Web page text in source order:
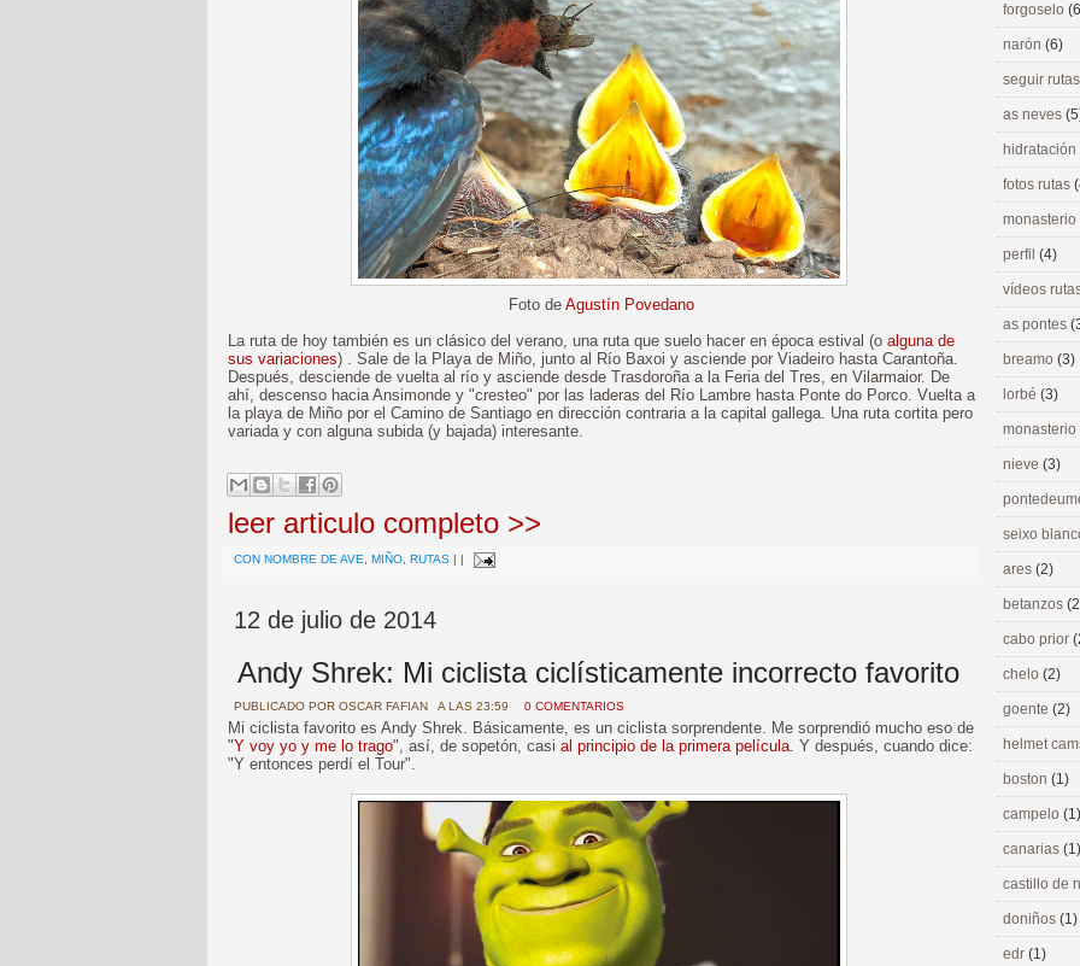
Foto de Agustín Povedano
La ruta de hoy también es un clásico del verano, una ruta que suelo hacer en época estival (o alguna de
sus variaciones) . Sale de la Playa de Miño, junto al Río Baxoi y asciende por Viadeiro hasta Carantoña.
Después, desciende de vuelta al río y asciende desde Trasdoroña a la Feria del Tres, en Vilarmaior. De
ahí, descenso hacia Ansimonde y "cresteo" por las laderas del Río Lambre hasta Ponte do Porco. Vuelta a
la playa de Miño por el Camino de Santiago en dirección contraria a la capital gallega. Una ruta cortita pero
variada y con alguna subida (y bajada) interesante.
leer articulo completo >>
CON NOMBRE DE AVE MIÑO RUTAS | |
12 de julio de 2014
Andy Shrek: Mi ciclista ciclísticamente incorrecto favorito
PUBLICADO POR OSCAR FAFIAN A LAS 23:59 0 COMENTARIOS
Mi ciclista favorito es Andy Shrek. Básicamente, es un ciclista sorprendente. Me sorprendió mucho eso de
"Y voy yo y me lo trago", así, de sopetón, casi al principio de la primera película . Y después, cuando dice:
"Y entonces perdí el Tour".
forgoselo
narón (6)
seguir
as neves
hidratación
fotos rutas
perfil (4)
vídeos
as pontes
breamo (3)
lorbé (3)
nieve (3)
seixo
ares (2)
betanzos
cabo prior
chelo (2)
goente (2)
helmet
boston (1)
campelo (1)
canarias (1)
castillo de
doniños (1)
edr (1)